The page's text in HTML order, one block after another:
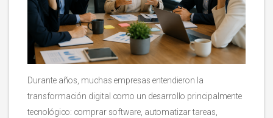
Durante años, muchas empresas entendieron la
transformación digital como un desarrollo principalmente
tecnológico: comprar software, automatizar tareas,